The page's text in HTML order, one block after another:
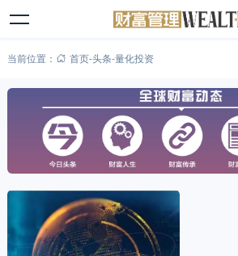
当前位置： 首页-头条-量化投资